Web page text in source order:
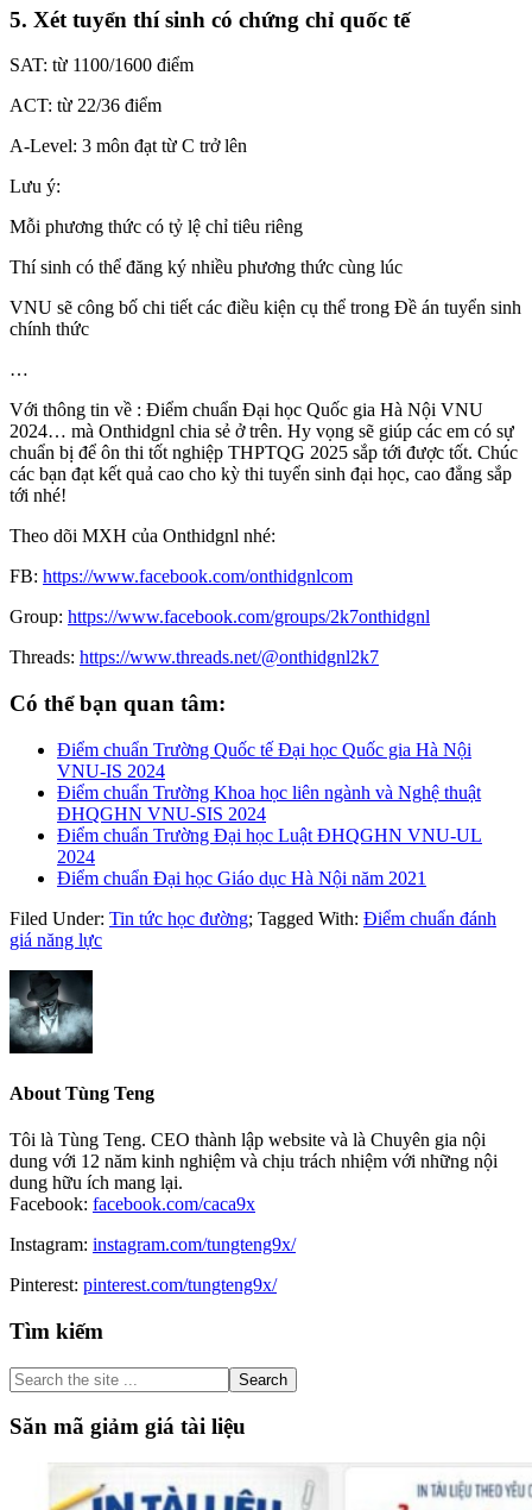
5. Xét tuyển thí sinh có chứng chỉ quốc tế
SAT: từ 1100/1600 điểm
ACT: từ 22/36 điểm
A-Level: 3 môn đạt từ C trở lên
Lưu ý:
Mỗi phương thức có tỷ lệ chỉ tiêu riêng
Thí sinh có thể đăng ký nhiều phương thức cùng lúc
VNU sẽ công bố chi tiết các điều kiện cụ thể trong Đề án tuyển sinh
chính thức
…
Với thông tin về : Điểm chuẩn Đại học Quốc gia Hà Nội VNU
2024… mà Onthidgnl chia sẻ ở trên. Hy vọng sẽ giúp các em có sự
chuẩn bị để ôn thi tốt nghiệp THPTQG 2025 sắp tới được tốt. Chúc
các bạn đạt kết quả cao cho kỳ thi tuyển sinh đại học, cao đẳng sắp
tới nhé!
Theo dõi MXH của Onthidgnl nhé:
FB: https://www.facebook.com/onthidgnlcom
Group: https://www.facebook.com/groups/2k7onthidgnl
Threads: https://www.threads.net/@onthidgnl2k7
Có thể bạn quan tâm:
Điểm chuẩn Trường Quốc tế Đại học Quốc gia Hà Nội
VNU-IS 2024
Điểm chuẩn Trường Khoa học liên ngành và Nghệ thuật
ĐHQGHN VNU-SIS 2024
Điểm chuẩn Trường Đại học Luật ĐHQGHN VNU-UL
2024
Điểm chuẩn Đại học Giáo dục Hà Nội năm 2021
Filed Under: Tin tức học đường; Tagged With: Điểm chuẩn đánh
giá năng lực
About Tùng Teng
Tôi là Tùng Teng. CEO thành lập website và là Chuyên gia nội
dung với 12 năm kinh nghiệm và chịu trách nhiệm với những nội
dung hữu ích mang lại.
Facebook: facebook.com/caca9x
Instagram: instagram.com/tungteng9x/
Pinterest: pinterest.com/tungteng9x/
Primary
Sidebar
Tìm kiếm
Search
the
site
...
Săn mã giảm giá tài liệu